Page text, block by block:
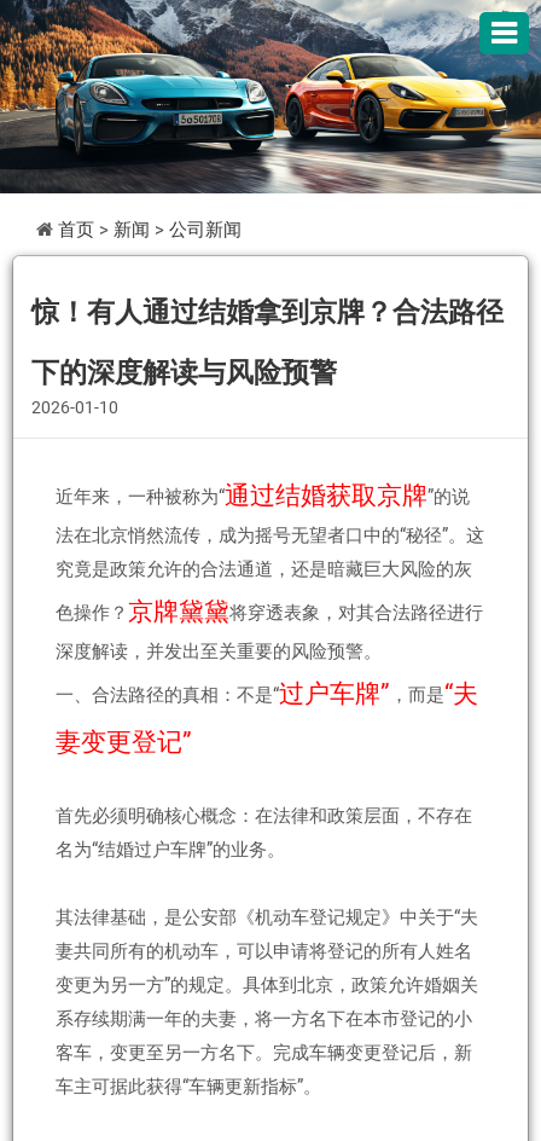
首页 > 新闻 > 公司新闻
惊！有人通过结婚拿到京牌？合法路径
下的深度解读与风险预警
2026-01-10
近年来，一种被称为“通过结婚获取京牌”的说
法在北京悄然流传，成为摇号无望者口中的“秘径”。这
究竟是政策允许的合法通道，还是暗藏巨大风险的灰
色操作？ 京牌黛黛将穿透表象，对其合法路径进行
深度解读，并发出至关重要的风险预警。
一、合法路径的真相：不是“过户车牌” ，而是“夫
妻变更登记”
首先必须明确核心概念：在法律和政策层面，不存在
名为“结婚过户车牌”的业务。
其法律基础，是公安部《机动车登记规定》中关于“夫
妻共同所有的机动车，可以申请将登记的所有人姓名
变更为另一方”的规定。具体到北京，政策允许婚姻关
系存续期满一年的夫妻，将一方名下在本市登记的小
客车，变更至另一方名下。完成车辆变更登记后，新
车主可据此获得“车辆更新指标”。